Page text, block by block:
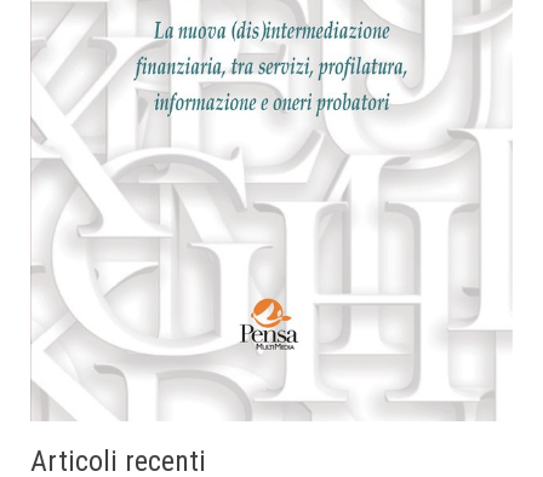
Articoli recenti